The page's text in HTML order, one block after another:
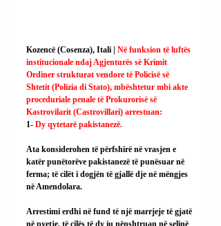
Kozencë (Cosenza), Itali | Në funksion të luftës
institucionale ndaj Agjenturës së Krimit
Ordiner strukturat vendore të Policisë së
Shtetit (Polizia di Stato), mbështetur mbi akte
proceduriale penale të Prokurorisë së
Kastrovilarit (Castrovillari) arrestuan:
1- Dy qytetarë pakistanezë.
Ata konsiderohen të përfshirë në vrasjen e
katër punëtorëve pakistanezë të punësuar në
ferma; të cilët i dogjën të gjallë dje në mëngjes
në Amendolara.
Arrestimi erdhi në fund të një marrjeje të gjatë
në pyetje, të cilës të dy iu nënshtruan në selinë